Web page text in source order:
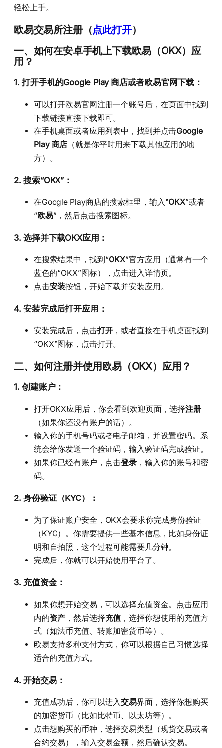
轻松上手。
欧易交易所注册（点此打开）
一、如何在安卓手机上下载欧易（OKX）应
用？
1. 打开手机的Google Play 商店或者欧易官网下载 ：
可以打开欧易官网注册一个账号后，在页面中找到
下载链接直接下载即可。
在手机桌面或者应用列表中，找到并点击Google
Play 商店 （就是你平时用来下载其他应用的地
方）。
2. 搜索“OKX”：
在Google Play商店的搜索框里，输入“OKX”或者
“欧易”，然后点击搜索图标。
3. 选择并下载OKX应用：
在搜索结果中，找到“OKX”官方应用（通常有一个
蓝色的“OKX”图标），点击进入详情页。
点击安装按钮，开始下载并安装应用。
4. 安装完成后打开应用：
安装完成后，点击打开 ，或者直接在手机桌面找到
“OKX”图标，点击打开。
二、如何注册并使用欧易（OKX）应用？
1.创建账户：
打开OKX应用后，你会看到欢迎页面，选择注册
（如果你还没有账户的话）。
输入你的手机号码或者电子邮箱，并设置密码。系
统会给你发送一个验证码，输入验证码完成验证。
如果你已经有账户，点击登录 ，输入你的账号和密
码。
2.身份验证（KYC） ：
为了保证账户安全，OKX会要求你完成身份验证
（KYC）。你需要提供一些基本信息，比如身份证
明和自拍照，这个过程可能需要几分钟。
完成后，你就可以开始使用平台了。
3. 充值资金：
如果你想开始交易，可以选择充值资金。点击应用
内的资产 ，然后选择充值 ，选择你想使用的充值方
式（如法币充值、转账加密货币等）。
欧易支持多种支付方式，你可以根据自己习惯选择
适合的充值方式。
4.开始交易：
充值成功后，你可以进入交易界面，选择你想购买
的加密货币（比如比特币、以太坊等）。
点击想购买的币种，选择交易类型（现货交易或者
合约交易），输入交易金额，然后确认交易。